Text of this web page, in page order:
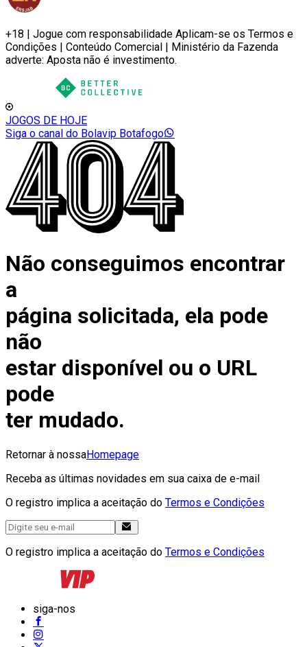
+18 | Jogue com responsabilidade Aplicam-se os Termos e
Condições | Conteúdo Comercial | Ministério da Fazenda
adverte: Aposta não é investimento.
JOGOS DE HOJE
Siga o canal do Bolavip Botafogo
Não conseguimos encontrar
a
página solicitada, ela pode
não
estar disponível ou o URL
pode
ter mudado.
Retornar à nossaHomepage
Receba as últimas novidades em sua caixa de e-mail
O registro implica a aceitação do Termos e Condições
O registro implica a aceitação do Termos e Condições
siga-nos